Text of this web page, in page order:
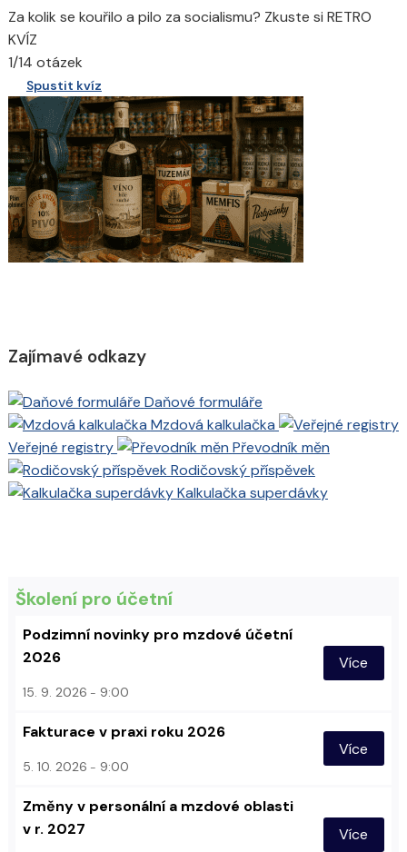
Za kolik se kouřilo a pilo za socialismu? Zkuste si RETRO
KVÍZ
1/14 otázek
Spustit kvíz
Zajímavé odkazy
Daňové formuláře
Mzdová kalkulačka
Veřejné registry
Převodník měn
Rodičovský příspěvek
Kalkulačka superdávky
Školení pro účetní
Podzimní novinky pro mzdové účetní
2026
15. 9. 2026 9:00
Více
Fakturace v praxi roku 2026
5. 10. 2026 9:00
Více
Změny v personální a mzdové oblasti
v r. 2027
Více